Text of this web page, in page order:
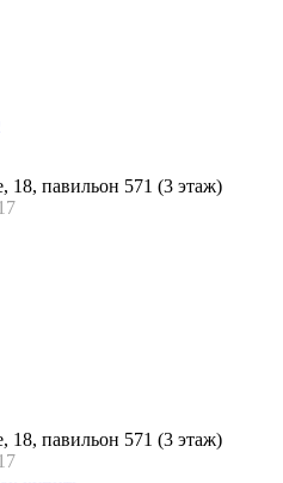
18, павильон 571 (3 этаж)
18, павильон 571 (3 этаж)